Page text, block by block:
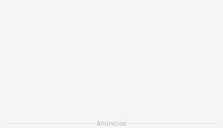
Anúncios